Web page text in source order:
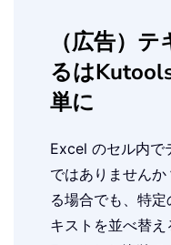
（広告）
るは
単に
Excel のセル内で
ではありません
る場合でも、特
キストを並べ替